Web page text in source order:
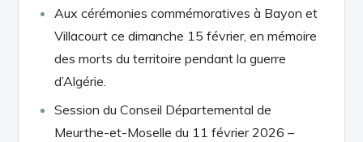
Aux cérémonies commémoratives à Bayon et
Villacourt ce dimanche 15 février, en mémoire
des morts du territoire pendant la guerre
d’Algérie.
Session du Conseil Départemental de
Meurthe-et-Moselle du 11 février 2026 –